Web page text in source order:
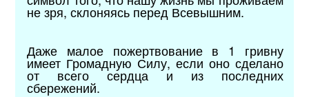
не зря, склоняясь перед Всевышним.
Даже малое пожертвование в 1 гривну
имеет Громадную Силу, если оно сделано
от всего сердца и из последних
сбережений.